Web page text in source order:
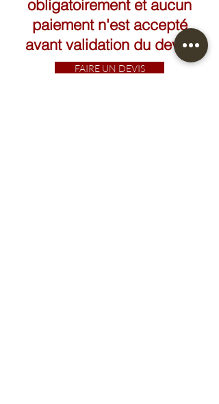
obligatoirement et aucun
paiement n'est accepté
avant validation du devis.
FAIRE UN DEVIS